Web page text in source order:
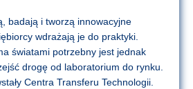
badają i tworzą innowacyjne
wdrażają je do praktyki.
światami potrzebny jest jednak
drogę od laboratorium do rynku.
Centra Transferu Technologii.